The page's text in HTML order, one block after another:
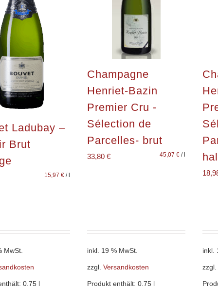
Ladubay –
Brut
15,97€ /l
MwSt.
0,75
Champagne
Henriet-Bazin
Premier Cru -
Sélection de
Parcelles- brut
33,80€ 45,07 €/l
inkl. 19 % MwSt.
zzgl.Versandkosten
Produkt enthält: 0,75
inkl.
zzgl.